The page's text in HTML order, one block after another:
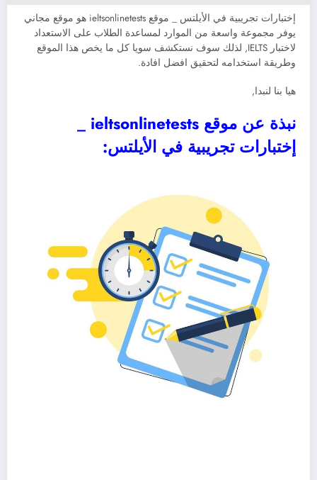
إختبارات تجريبية في الأيلتس _ موقع ieltsonlinetests هو موقع مجاني
يوفر مجموعة واسعة من الموارد لمساعدة الطلاب على الاستعداد
لاختبار IELTS, لذلك سوف نستكشف سويا كل ما يخص هذا الموقع
وطريقة استخدامه لتحقيق افضل افادة.
هيا بنا لنبدا,
إختبارات تجريبية في الأيلتس: